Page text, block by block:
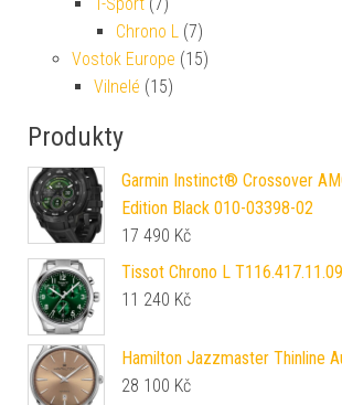
Chrono L (7)
Vostok Europe (15)
Vilnelé (15)
Produkty
Garmin Instinct® Crossover
Edition Black 010-03398-02
17 490 Kč
Tissot Chrono L
11 240 Kč
Hamilton Jazzmaster Thinline
28 100 Kč